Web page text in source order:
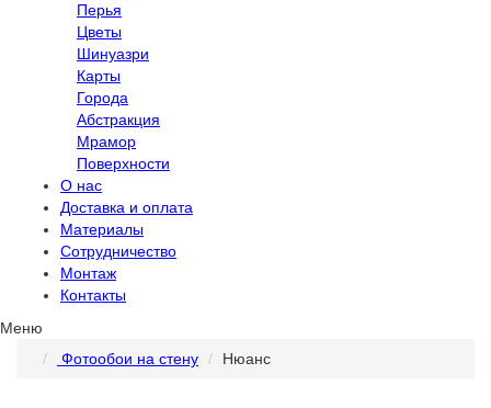
Перья
Цветы
Шинуазри
Карты
Города
Абстракция
Мрамор
Поверхности
О нас
Доставка и оплата
Материалы
Сотрудничество
Монтаж
Контакты
Меню
Фотообои на стену
Нюанс